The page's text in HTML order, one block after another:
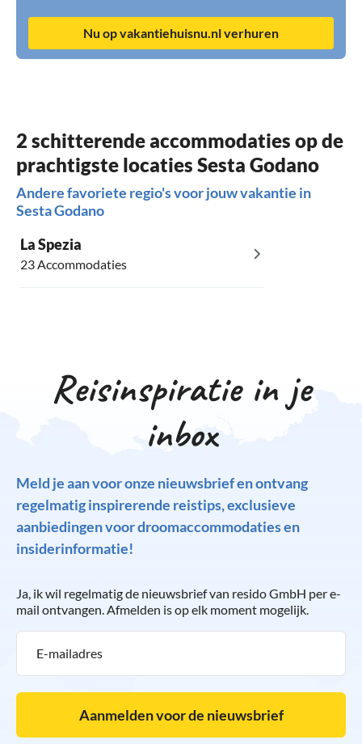
Nu op vakantiehuisnu.nl verhuren
2 schitterende accommodaties op de
prachtigste locaties Sesta Godano
Andere favoriete regio's voor jouw vakantie in
Sesta Godano
La Spezia
23 Accommodaties
Reisinspiratie in je
inbox
Meld je aan voor onze nieuwsbrief en ontvang
regelmatig inspirerende reistips, exclusieve
aanbiedingen voor droomaccommodaties en
insiderinformatie!
Ja, ik wil regelmatig de nieuwsbrief van resido GmbH per e-
mail ontvangen. Afmelden is op elk moment mogelijk.
Aanmelden voor de nieuwsbrief